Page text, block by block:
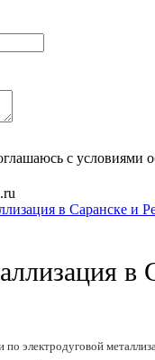
с условиями
в Саранске и
в
электродуговой